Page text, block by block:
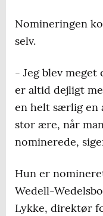
Nomineringen
selv.
- Jeg blev meget
er altid dejligt
en helt særlig en
stor ære, når
nominerede,
Hun er
Wedell-
Lykke, direktør